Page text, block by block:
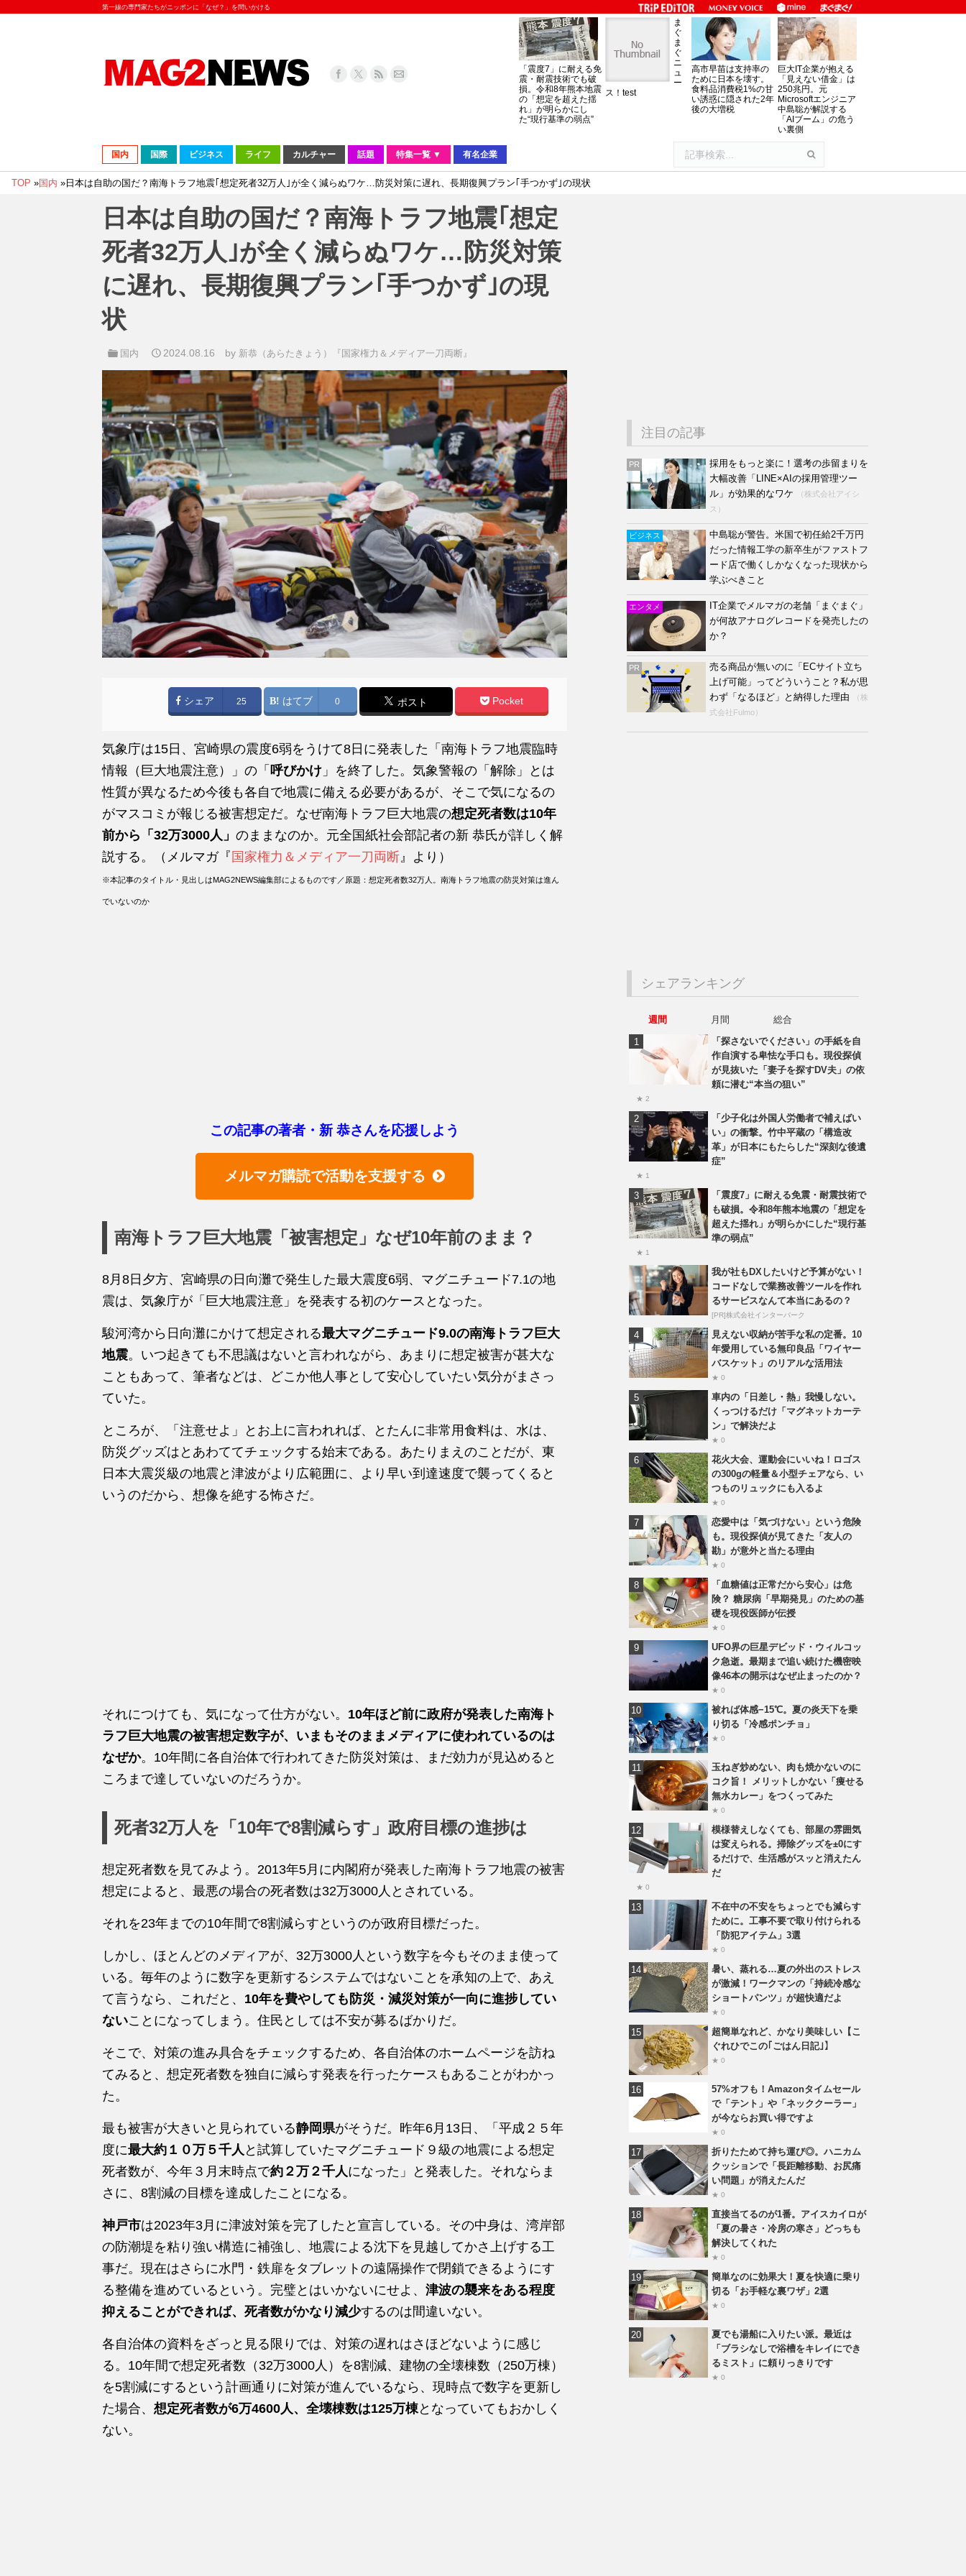
第一線の専門家たちがニッポンに「なぜ？」を問いかける
「震度7」に耐える免
震・耐震技術でも破
損。令和8年熊本地震
の「想定を超えた揺
れ」が明らかにし
た“現行基準の弱点”
ま
ぐ
ま
ぐ
ニ
ュ
ー
ス！test
高市早苗は支持率の
ために日本を壊す。
食料品消費税1%の甘
い誘惑に隠された2年
後の大増税
巨大IT企業が抱える
「見えない借金」は
250兆円。元
Microsoftエンジニア
中島聡が解説する
「AIブーム」の危う
い裏側
国内 国際 ビジネス ライフ カルチャー 話題 特集一覧 ▼ 有名企業
TOP »国内 » 日本は自助の国だ？南海トラフ地震｢想定死者32万人｣が全く減らぬワケ…防災対策に遅れ、長期復興プラン｢手つかず｣の現状
日本は自助の国だ？南海トラフ地震｢想定
死者32万人｣が全く減らぬワケ…防災対策
に遅れ、長期復興プラン｢手つかず｣の現
状
国内 2024.08.16 by 新恭（あらたきょう）『国家権力＆メディア一刀両断』
シェア 25 はてブ 0 ポスト Pocket
気象庁は15日、宮崎県の震度6弱をうけて8日に発表した「南海トラフ地震臨時
情報（巨大地震注意）」の「 呼びかけ 」を終了した。気象警報の「解除」とは
性質が異なるため今後も各自で地震に備える必要があるが、そこで気になるの
がマスコミが報じる被害想定だ。なぜ南海トラフ巨大地震の想定死者数は10年
前から「32万3000人」 のままなのか。元全国紙社会部記者の新 恭氏が詳しく解
説する。（メルマガ『 国家権力＆メディア一刀両断 』より）
※本記事のタイトル・見出しはMAG2NEWS編集部によるものです／原題：想定死者数32万人。南海トラフ地震の防災対策は進ん
でいないのか
この記事の著者・新 恭さんを応援しよう
メルマガ購読で活動を支援する
南海トラフ巨大地震「被害想定」なぜ10年前のまま？
8月8日夕方、宮崎県の日向灘で発生した最大震度6弱、マグニチュード7.1の地
震は、気象庁が「巨大地震注意」を発表する初のケースとなった。
駿河湾から日向灘にかけて想定される最大マグニチュード9.0の南海トラフ巨大
地震。いつ起きても不思議はないと言われながら、あまりに想定被害が甚大な
こともあって、筆者などは、どこか他人事として安心していたい気分がまさっ
ていた。
ところが、「注意せよ」とお上に言われれば、とたんに非常用食料は、水は、
防災グッズはとあわててチェックする始末である。あたりまえのことだが、東
日本大震災級の地震と津波がより広範囲に、より早い到達速度で襲ってくると
いうのだから、想像を絶する怖さだ。
それにつけても、気になって仕方がない。 10年ほど前に政府が発表した南海ト
ラフ巨大地震の被害想定数字が、いまもそのままメディアに使われているのは
なぜか。10年間に各自治体で行われてきた防災対策は、まだ効力が見込めると
ころまで達していないのだろうか。
死者32万人を「10年で8割減らす」政府目標の進捗は
想定死者数を見てみよう。2013年5月に内閣府が発表した南海トラフ地震の被害
想定によると、最悪の場合の死者数は32万3000人とされている。
それを23年までの10年間で8割減らすというのが政府目標だった。
しかし、ほとんどのメディアが、32万3000人という数字を今もそのまま使って
いる。毎年のように数字を更新するシステムではないことを承知の上で、あえ
て言うなら、これだと、 10年を費やしても防災・減災対策が一向に進捗してい
ないことになってしまう。住民としては不安が募るばかりだ。
そこで、対策の進み具合をチェックするため、各自治体のホームページを訪ね
てみると、想定死者数を独自に減らす発表を行ったケースもあることがわかっ
た。
最も被害が大きいと見られている静岡県がそうだ。昨年6月13日、「平成２５年
度に最大約１０万５千人 と試算していたマグニチュード９級の地震による想定
死者数が、今年３月末時点で約２万２千人になった」と発表した。それならま
さに、8割減の目標を達成したことになる。
神戸市は2023年3月に津波対策を完了したと宣言している。その中身は、湾岸部
の防潮堤を粘り強い構造に補強し、地震による沈下を見越してかさ上げする工
事だ。現在はさらに水門・鉄扉をタブレットの遠隔操作で閉鎖できるようにす
る整備を進めているという。完璧とはいかないにせよ、 津波の襲来をある程度
抑えることができれば、死者数がかなり減少するのは間違いない。
各自治体の資料をざっと見る限りでは、対策の遅れはさほどないように感じ
る。10年間で想定死者数（32万3000人）を8割減、建物の全壊棟数（250万棟）
を5割減にするという計画通りに対策が進んでいるなら、現時点で数字を更新し
た場合、 想定死者数が6万4600人、全壊棟数は125万棟となっていてもおかしく
ない。
注目の記事
PR
採用をもっと楽に！選考の歩留まりを
大幅改善「LINE×AIの採用管理ツー
ル」が効果的なワケ
（株式会社アイシ
ス）
ビジネス
中島聡が警告。米国で初任給2千万円
だった情報工学の新卒生がファストフ
ード店で働くしかなくなった現状から
学ぶべきこと
エンタメ
IT企業でメルマガの老舗「まぐまぐ」
が何故アナログレコードを発売したの
か？
PR
売る商品が無いのに「ECサイト立ち
上げ可能」ってどういうこと？私が思
わず「なるほど」と納得した理由
（株
式会社Fulmo）
シェアランキング
週間 月間
総合
「探さないでください」の手紙を自
作自演する卑怯な手口も。現役探偵
が見抜いた「妻子を探すDV夫」の依
頼に潜む“本当の狙い”
★ 2
「少子化は外国人労働者で補えばい
い」の衝撃。竹中平蔵の「構造改
革」が日本にもたらした“深刻な後遺
症”
★ 1
「震度7」に耐える免震・耐震技術で
も破損。令和8年熊本地震の「想定を
超えた揺れ」が明らかにした“現行基
準の弱点”
★ 1
我が社もDXしたいけど予算がない！
コードなしで業務改善ツールを作れ
るサービスなんて本当にあるの？
[PR]株式会社インターパーク
見えない収納が苦手な私の定番。10
年愛用している無印良品「ワイヤー
バスケット」のリアルな活用法
★ 0
車内の「日差し・熱」我慢しない。
くっつけるだけ「マグネットカーテ
ン」で解決だよ
★ 0
花火大会、運動会にいいね！ロゴス
の300gの軽量＆小型チェアなら、い
つものリュックにも入るよ
★ 0
恋愛中は「気づけない」という危険
も。現役探偵が見てきた「友人の
勘」が意外と当たる理由
★ 0
「血糖値は正常だから安心」は危
険？ 糖尿病「早期発見」のための基
礎を現役医師が伝授
★ 0
UFO界の巨星デビッド・ウィルコッ
ク急逝。最期まで追い続けた機密映
像46本の開示はなぜ止まったのか？
★ 0
被れば体感−15℃。夏の炎天下を乗
り切る「冷感ポンチョ」
★ 0
玉ねぎ炒めない、肉も焼かないのに
コク旨！ メリットしかない「痩せる
無水カレー」をつくってみた
★ 0
模様替えしなくても、部屋の雰囲気
は変えられる。掃除グッズを±0にす
るだけで、生活感がスッと消えたん
だ
★ 0
不在中の不安をちょっとでも減らす
ために。工事不要で取り付けられる
「防犯アイテム」3選
★ 0
暑い、蒸れる…夏の外出のストレス
が激減！ワークマンの「持続冷感な
ショートパンツ」が超快適だよ
★ 0
超簡単なれど、かなり美味しい【こ
ぐれひでこの｢ごはん日記｣】
★ 0
57%オフも！Amazonタイムセール
で「テント」や「ネッククーラー」
が今ならお買い得ですよ
★ 0
折りたためて持ち運び◎。ハニカム
クッションで「長距離移動、お尻痛
い問題」が消えたんだ
★ 0
直接当てるのが1番。アイスカイロが
「夏の暑さ・冷房の寒さ」どっちも
解決してくれた
★ 0
簡単なのに効果大！夏を快適に乗り
切る「お手軽な裏ワザ」2選
★ 0
夏でも湯船に入りたい派。最近は
「ブラシなしで浴槽をキレイにでき
るミスト」に頼りっきりです
★ 0